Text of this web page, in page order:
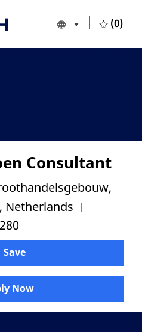
Language
European Union
(0)
Consultant
Netherlands
Save
Now